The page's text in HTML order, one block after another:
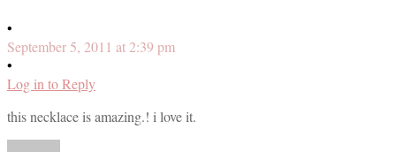
•
September 5, 2011 at 2:39 pm
•
Log in to Reply
this necklace is amazing.! i love it.